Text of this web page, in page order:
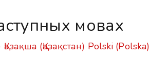
мовах
Қазақша (Қазақстан) Polski (Polska)